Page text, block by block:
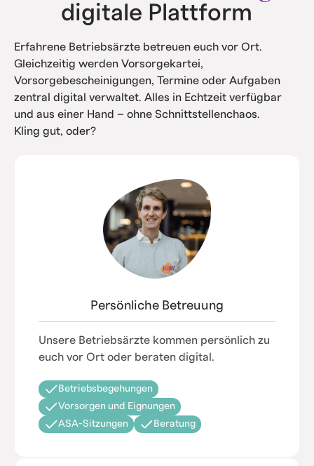
digitale Plattform
Erfahrene Betriebsärzte betreuen euch vor Ort.
Gleichzeitig werden Vorsorgekartei,
Vorsorgebescheinigungen, Termine oder Aufgaben
zentral digital verwaltet. Alles in Echtzeit verfügbar
und aus einer Hand – ohne Schnittstellenchaos.
Kling gut, oder?
Persönliche Betreuung
Unsere Betriebsärzte kommen persönlich zu
euch vor Ort oder beraten digital.
Betriebsbegehungen
Vorsorgen und Eignungen
ASA-Sitzungen
Beratung